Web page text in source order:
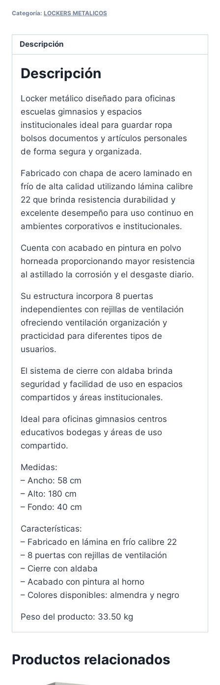
Categoría: LOCKERS METALICOS
Descripción
Descripción
Locker metálico diseñado para oficinas
escuelas gimnasios y espacios
institucionales ideal para guardar ropa
bolsos documentos y artículos personales
de forma segura y organizada.
Fabricado con chapa de acero laminado en
frío de alta calidad utilizando lámina calibre
22 que brinda resistencia durabilidad y
excelente desempeño para uso continuo en
ambientes corporativos e institucionales.
Cuenta con acabado en pintura en polvo
horneada proporcionando mayor resistencia
al astillado la corrosión y el desgaste diario.
Su estructura incorpora 8 puertas
independientes con rejillas de ventilación
ofreciendo ventilación organización y
practicidad para diferentes tipos de
usuarios.
El sistema de cierre con aldaba brinda
seguridad y facilidad de uso en espacios
compartidos y áreas institucionales.
Ideal para oficinas gimnasios centros
educativos bodegas y áreas de uso
compartido.
Medidas:
– Ancho: 58 cm
– Alto: 180 cm
– Fondo: 40 cm
Características:
– Fabricado en lámina en frío calibre 22
– 8 puertas con rejillas de ventilación
– Cierre con aldaba
– Acabado con pintura al horno
– Colores disponibles: almendra y negro
Peso del producto: 33.50 kg
Productos relacionados